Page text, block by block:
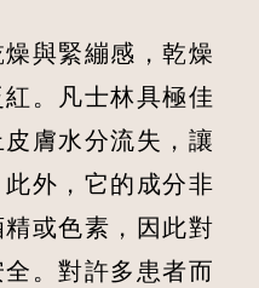
與緊繃感，乾燥
。凡士林具極佳
膚水分流失，讓
外，它的成分非
或色素，因此對
。對許多患者而